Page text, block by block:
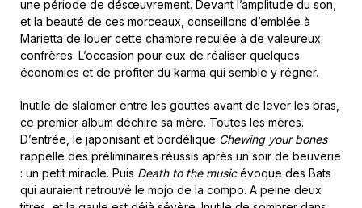
une période de désœuvrement. Devant l’amplitude du son,
et la beauté de ces morceaux, conseillons d’emblée à
Marietta de louer cette chambre reculée à de valeureux
confrères. L’occasion pour eux de réaliser quelques
économies et de profiter du karma qui semble y régner.
Inutile de slalomer entre les gouttes avant de lever les bras,
ce premier album déchire sa mère. Toutes les mères.
D’entrée, le japonisant et bordélique Chewing your bones
rappelle des préliminaires réussis après un soir de beuverie
: un petit miracle. Puis Death to the musicévoque des Bats
qui auraient retrouvé le mojo de la compo. A peine deux